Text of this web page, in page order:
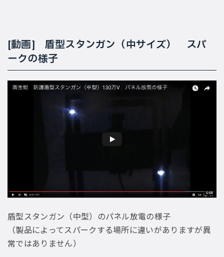
[動画] 盾型スタンガン（中サイズ） スパ
ークの様子
盾型スタンガン（中型）のパネル放電の様子
（製品によってスパークする場所に違いがありますが異
常ではありません）